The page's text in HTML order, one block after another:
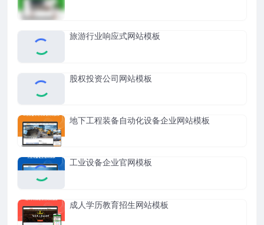
旅游行业响应式网站模板
股权投资公司网站模板
地下工程装备自动化设备企业网站模板
工业设备企业官网模板
成人学历教育招生网站模板